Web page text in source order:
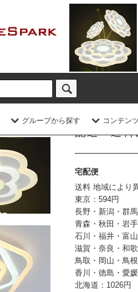
グループから探す コンテン
配送・送料
宅配便
送料 地域により
東京：594円
長野・新潟・群
青森・秋田・岩
石川・福井・富
滋賀・奈良・和
鳥取・岡山・鳥
香川・徳島・愛
北海道：1026円